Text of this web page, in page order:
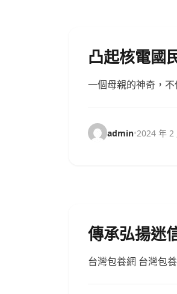
凸起核電國
一個母親的神奇，
admin•2024 年 2
傳承弘揚迷
台灣包養網 台灣包